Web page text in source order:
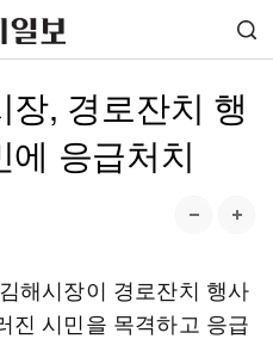
, 경로잔치 행
응급처치
해시장이 경로잔치 행사
진 시민을 목격하고 응급